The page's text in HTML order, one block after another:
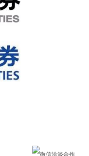
微信洽谈合作